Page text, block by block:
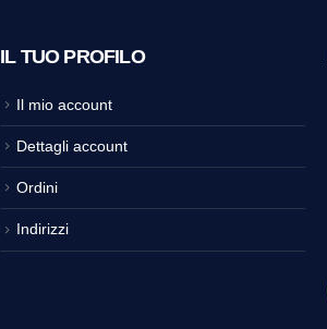
IL TUO PROFILO
Il mio account
Dettagli account
Ordini
Indirizzi